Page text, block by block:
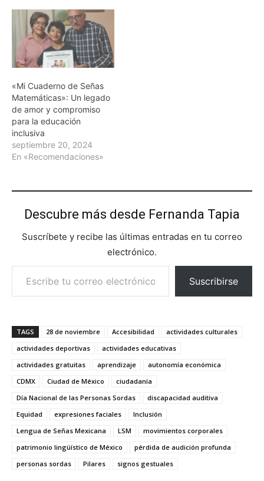
«Mi Cuaderno de Señas
Matemáticas»: Un legado
de amor y compromiso
para la educación
inclusiva
septiembre 20, 2024
En «Recomendaciones»
Descubre más desde Fernanda Tapia
Suscríbete y recibe las últimas entradas en tu correo
electrónico.
Escribe tu correo electrónico…
Suscribirse
TAGS 28 de noviembre Accesibilidad
actividades culturales
actividades deportivas
actividades educativas
actividades gratuitas
aprendizaje
autonomía económica
CDMX
Ciudad de México
ciudadanía
Día Nacional de las Personas Sordas
discapacidad auditiva
Equidad
expresiones faciales
Inclusión
Lengua de Señas Mexicana
LSM
movimientos corporales
patrimonio lingüístico de México
pérdida de audición profunda
personas sordas
Pilares signos gestuales